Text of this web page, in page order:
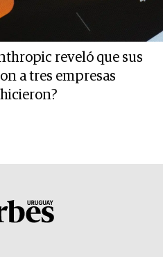
reveló que sus
a tres empresas